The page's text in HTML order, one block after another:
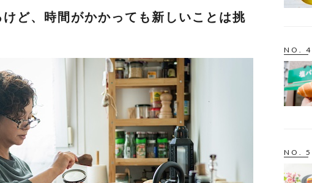
ど、時間がかかっても新しいことは挑
NO. 4
NO. 5